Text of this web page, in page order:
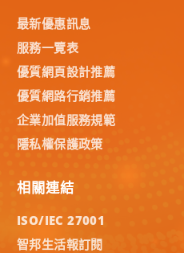
最新優惠訊息
服務一覽表
優質網頁設計推薦
優質網路行銷推薦
企業加值服務規範
隱私權保護政策
相關連結
ISO/IEC 27001
智邦生活報訂閱